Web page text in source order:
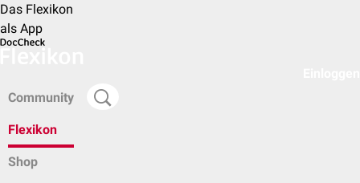
Das Flexikon
als App
Community
Flexikon
Shop